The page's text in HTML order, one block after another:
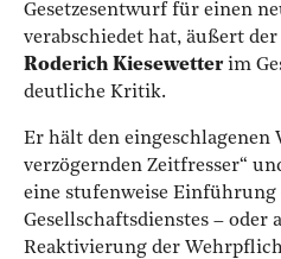
Gesetzesentwurf für einen
verabschiedet hat, äußert
Roderich Kiesewetterim
deutliche Kritik.
Er hält den eingeschlagenen
verzögernden Zeitfresser“
eine stufenweise
Gesellschaftsdienstes – oder
Reaktivierung der